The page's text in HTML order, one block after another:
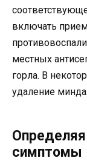
включать
местных
горла. В
удаление
симптомы